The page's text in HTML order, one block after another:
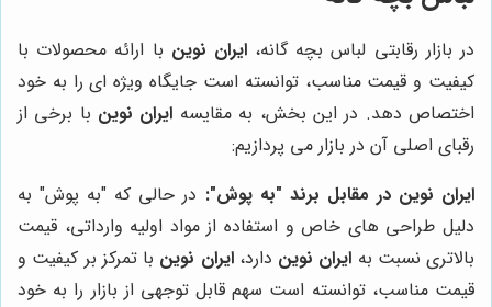
در بازار رقابتی لباس بچه گانه،ایران نوین با ارائه محصولات با
کیفیت و قیمت مناسب، توانسته است جایگاه ویژه ای را به خود
اختصاص دهد. در این بخش، به مقایسه ایران نوین با برخی از
رقبای اصلی آن در بازار می پردازیم:
ایران نوین در مقابل برند "به پوش": در حالی که "به پوش" به
دلیل طراحی های خاص و استفاده از مواد اولیه وارداتی، قیمت
بالاتری نسبت به ایران نوین دارد،ایران نوین با تمرکز بر کیفیت و
قیمت مناسب، توانسته است سهم قابل توجهی از بازار را به خود